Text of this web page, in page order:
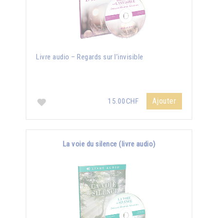
Livre audio – Regards sur l’invisible
15.00CHF Ajouter
La voie du silence (livre audio)